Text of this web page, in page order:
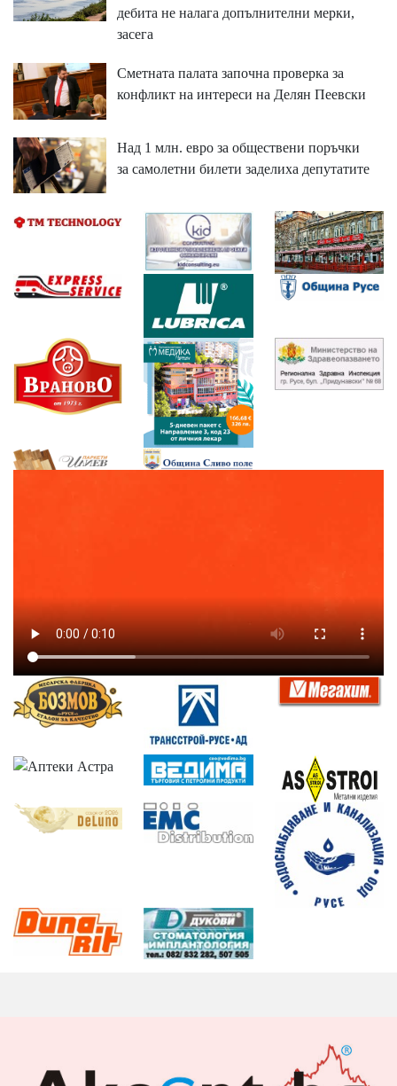
дебита не налага допълнителни мерки,
засега
Сметната палата започна проверка за
конфликт на интереси на Делян Пеевски
Над 1 млн. евро за обществени поръчки
за самолетни билети заделиха депутатите